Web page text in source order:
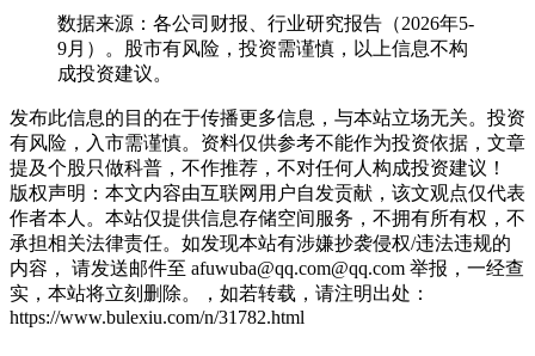
数据来源：各公司财报、行业研究报告（2026年5-
9月）。股市有风险，投资需谨慎，以上信息不构
成投资建议。
发布此信息的目的在于传播更多信息，与本站立场无关。投资
有风险，入市需谨慎。资料仅供参考不能作为投资依据，文章
提及个股只做科普，不作推荐，不对任何人构成投资建议！
版权声明：本文内容由互联网用户自发贡献，该文观点仅代表
作者本人。本站仅提供信息存储空间服务，不拥有所有权，不
承担相关法律责任。如发现本站有涉嫌抄袭侵权/违法违规的
内容， 请发送邮件至 afuwuba@qq.com@qq.com 举报，一经查
实，本站将立刻删除。，如若转载，请注明出处：
https://www.bulexiu.com/n/31782.html